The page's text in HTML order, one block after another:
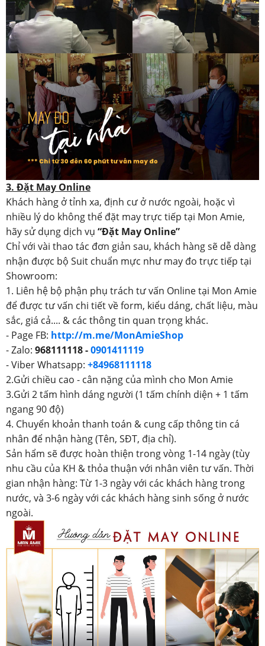
3. Đặt May Online
Khách hàng ở tỉnh xa, định cư ở nước ngoài, hoặc vì
nhiều lý do không thể đặt may trực tiếp tại Mon Amie,
hãy sử dụng dịch vụ “Đặt May Online”
Chỉ với vài thao tác đơn giản sau, khách hàng sẽ dễ dàng
nhận được bộ Suit chuẩn mực như may đo trực tiếp tại
Showroom:
1. Liên hệ bộ phận phụ trách tư vấn Online tại Mon Amie
để được tư vấn chi tiết về form, kiểu dáng, chất liệu, màu
sắc, giá cả.... & các thông tin quan trọng khác.
- Page FB: http://m.me/MonAmieShop
- Zalo: 968111118 -0901411119
- Viber Whatsapp: +84968111118
2.Gửi chiều cao - cân nặng của mình cho Mon Amie
3.Gửi 2 tấm hình dáng người (1 tấm chính diện + 1 tấm
ngang 90 độ)
4. Chuyển khoản thanh toán & cung cấp thông tin cá
nhân để nhận hàng (Tên, SĐT, địa chỉ).
Sản hẩm sẽ được hoàn thiện trong vòng 1-14 ngày (tùy
nhu cầu của KH & thỏa thuận với nhân viên tư vấn. Thời
gian nhận hàng: Từ 1-3 ngày với các khách hàng trong
nước, và 3-6 ngày với các khách hàng sinh sống ở nước
ngoài.